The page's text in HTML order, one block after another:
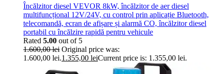
Încălzitor diesel VEVOR 8kW, încălzitor de aer diesel
multifuncțional 12V/24V, cu control prin aplicație Bluetooth,
telecomandă, ecran de afișare și alarmă CO, încălzitor diesel
portabil cu încălzire rapidă pentru vehicule
Rated 5.00 out of 5
1.600,00lei Original price was:
1.600,00 lei.1.355,00 leiCurrent price is: 1.355,00 lei.